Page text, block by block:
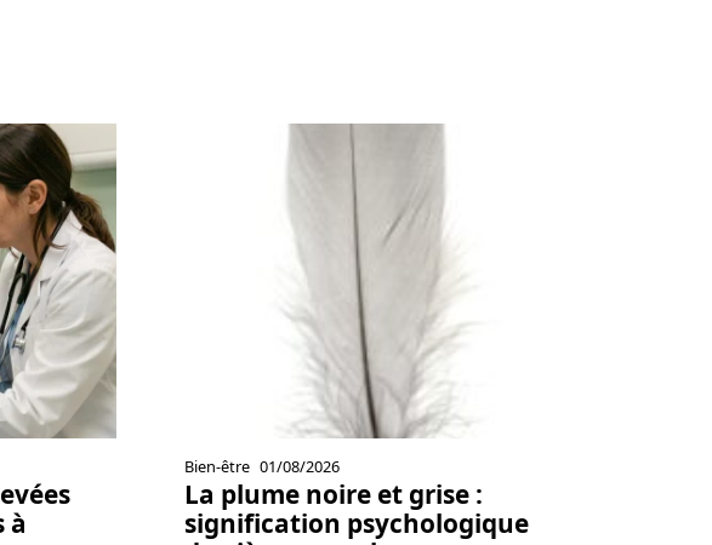
à
Bien-être 01/08/2026
La plume noire et grise :
signification psychologique